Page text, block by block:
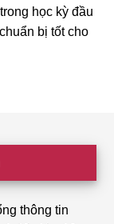
học kỳ đầu
bị tốt cho
thông tin